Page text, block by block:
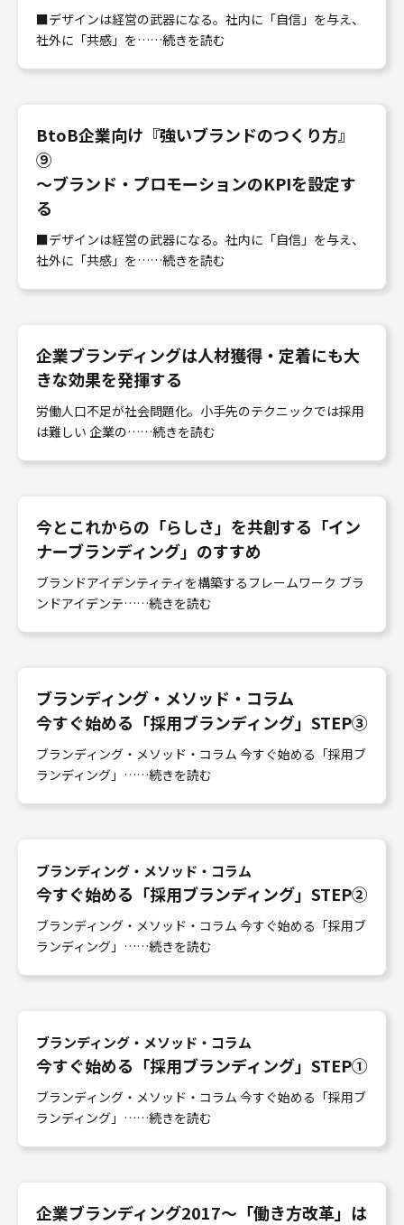
■デザインは経営の武器になる。社内に「自信」を与え、
社外に「共感」を……続きを読む
BtoB企業向け『強いブランドのつくり方』
⑨
〜ブランド・プロモーションのKPIを設定す
る
■デザインは経営の武器になる。社内に「自信」を与え、
社外に「共感」を……続きを読む
企業ブランディングは人材獲得・定着にも大
きな効果を発揮する
労働人口不足が社会問題化。小手先のテクニックでは採⽤
は難しい 企業の……続きを読む
今とこれからの「らしさ」を共創する「イン
ナーブランディング」のすすめ
ブランドアイデンティティを構築するフレームワーク ブラ
ンドアイデンテ……続きを読む
ブランディング・メソッド・コラム
今すぐ始める「採用ブランディング」STEP③
ブランディング・メソッド・コラム 今すぐ始める「採用ブ
ランディング」……続きを読む
ブランディング・メソッド・コラム
今すぐ始める「採用ブランディング」STEP②
ブランディング・メソッド・コラム 今すぐ始める「採用ブ
ランディング」……続きを読む
ブランディング・メソッド・コラム
今すぐ始める「採用ブランディング」STEP①
ブランディング・メソッド・コラム 今すぐ始める「採用ブ
ランディング」……続きを読む
企業ブランディング2017〜「働き方改革」は